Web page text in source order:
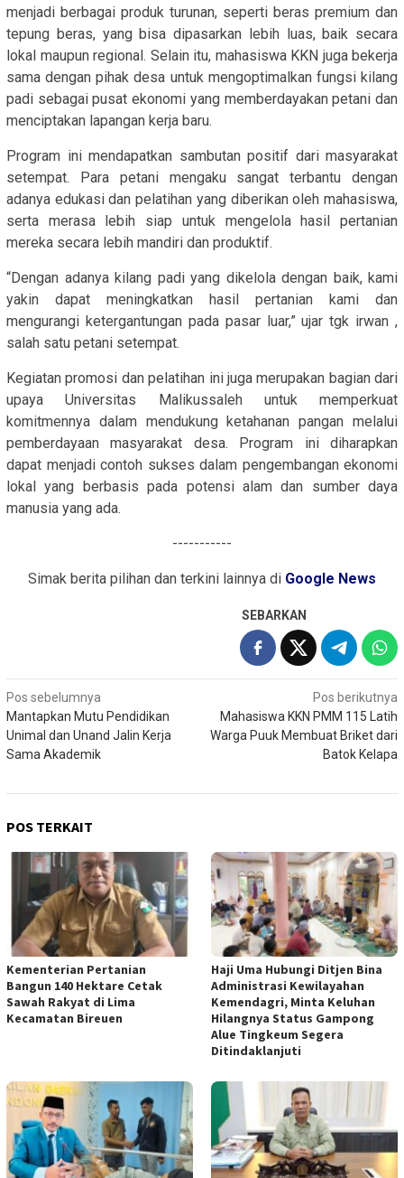
menjadi berbagai produk turunan, seperti beras premium dan
tepung beras, yang bisa dipasarkan lebih luas, baik secara
lokal maupun regional. Selain itu, mahasiswa KKN juga bekerja
sama dengan pihak desa untuk mengoptimalkan fungsi kilang
padi sebagai pusat ekonomi yang memberdayakan petani dan
menciptakan lapangan kerja baru.
Program ini mendapatkan sambutan positif dari masyarakat
setempat. Para petani mengaku sangat terbantu dengan
adanya edukasi dan pelatihan yang diberikan oleh mahasiswa,
serta merasa lebih siap untuk mengelola hasil pertanian
mereka secara lebih mandiri dan produktif.
“Dengan adanya kilang padi yang dikelola dengan baik, kami
yakin dapat meningkatkan hasil pertanian kami dan
mengurangi ketergantungan pada pasar luar,” ujar tgk irwan ,
salah satu petani setempat.
Kegiatan promosi dan pelatihan ini juga merupakan bagian dari
upaya Universitas Malikussaleh untuk memperkuat
komitmennya dalam mendukung ketahanan pangan melalui
pemberdayaan masyarakat desa. Program ini diharapkan
dapat menjadi contoh sukses dalam pengembangan ekonomi
lokal yang berbasis pada potensi alam dan sumber daya
manusia yang ada.
-----------
Simak berita pilihan dan terkini lainnya di Google News
SEBARKAN
Navigasi
pos
Pos sebelumnya
Mantapkan Mutu Pendidikan
Unimal dan Unand Jalin Kerja
Sama Akademik
Pos berikutnya
Mahasiswa KKN PMM 115 Latih
Warga Puuk Membuat Briket dari
Batok Kelapa
POS TERKAIT
Kementerian Pertanian
Bangun 140 Hektare Cetak
Sawah Rakyat di Lima
Kecamatan Bireuen
Haji Uma Hubungi Ditjen Bina
Administrasi Kewilayahan
Kemendagri, Minta Keluhan
Hilangnya Status Gampong
Alue Tingkeum Segera
Ditindaklanjuti